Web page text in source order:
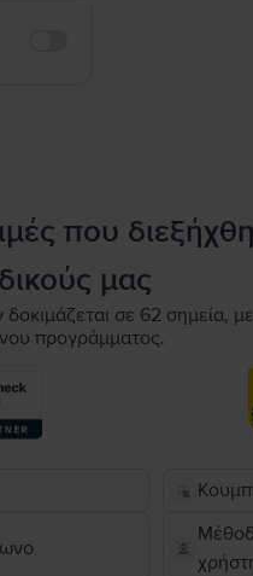
που
μας
δοκιμάζεται σε 62 σημεία,
προγράμματος.